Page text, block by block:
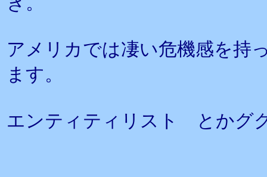
アメリカでは凄い危機感を持
ます。
エンティティリスト とかグ